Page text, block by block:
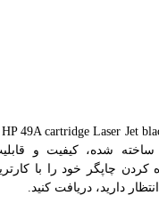
cartridge Laser
شده، کیفیت و
چاپگر خود را با
دارید، دریافت کنید.